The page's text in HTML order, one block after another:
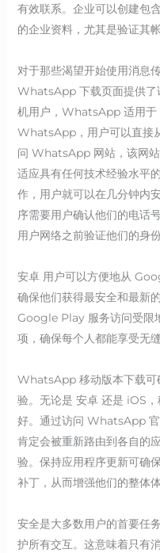
有效联系。企业可以创建包
的企业资料，尤其是验证其
对于那些渴望开始使用消息
WhatsApp 下载页面提供了
机用户，WhatsApp 适用于
WhatsApp，用户可以直接
问 WhatsApp 网站，该网
适应具有任何技术经验水平
作，用户就可以在几分钟内
序需要用户确认他们的电话
用户网络之前验证他们的身份
安卓 用户可以方便地从
确保他们获得最安全和最新
Google Play 服务访问受限
项，确保每个人都能享受无缝
WhatsApp 移动版本下载可
验。无论是 安卓 还是 iOS
好。通过访问 WhatsApp
肯定会被重新路由到各自的
验。保持应用程序更新可确
补丁，从而增强他们的整体体
安全是大多数用户的首要任
护所有交互。这意味着只有